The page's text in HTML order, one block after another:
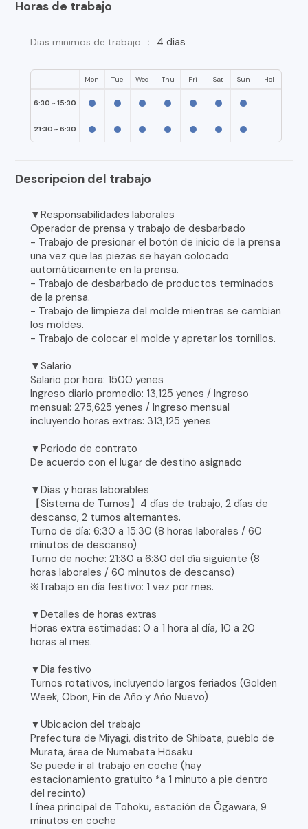
Horas de trabajo
Dias minimos de trabajo ： 4 dias
Mon Tue Wed Thu Fri Sat Sun Hol
6:30 ~ 15:30
21:30 ~ 6:30
Descripcion del trabajo
▼Responsabilidades laborales
Operador de prensa y trabajo de desbarbado
- Trabajo de presionar el botón de inicio de la prensa
una vez que las piezas se hayan colocado
automáticamente en la prensa.
- Trabajo de desbarbado de productos terminados
de la prensa.
- Trabajo de limpieza del molde mientras se cambian
los moldes.
- Trabajo de colocar el molde y apretar los tornillos.
▼Salario
Salario por hora: 1500 yenes
Ingreso diario promedio: 13,125 yenes / Ingreso
mensual: 275,625 yenes / Ingreso mensual
incluyendo horas extras: 313,125 yenes
▼Periodo de contrato
De acuerdo con el lugar de destino asignado
▼Dias y horas laborables
【Sistema de Turnos】4 días de trabajo, 2 días de
descanso, 2 turnos alternantes.
Turno de día: 6:30 a 15:30 (8 horas laborales / 60
minutos de descanso)
Turno de noche: 21:30 a 6:30 del día siguiente (8
horas laborales / 60 minutos de descanso)
※Trabajo en día festivo: 1 vez por mes.
▼Detalles de horas extras
Horas extra estimadas: 0 a 1 hora al día, 10 a 20
horas al mes.
▼Dia festivo
Turnos rotativos, incluyendo largos feriados (Golden
Week, Obon, Fin de Año y Año Nuevo)
▼Ubicacion del trabajo
Prefectura de Miyagi, distrito de Shibata, pueblo de
Murata, área de Numabata Hōsaku
Se puede ir al trabajo en coche (hay
estacionamiento gratuito *a 1 minuto a pie dentro
del recinto)
Línea principal de Tohoku, estación de Ōgawara, 9
minutos en coche